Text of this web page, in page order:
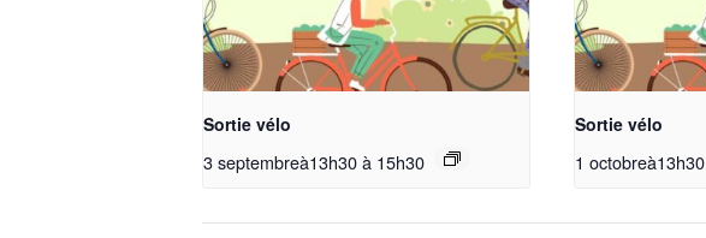
Sortie vélo
3 septembreà13h30à 15h30
Sortie vélo
1 octobreà13h30